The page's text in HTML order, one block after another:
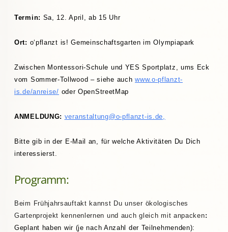
Termin: Sa, 12. April, ab 15 Uhr
Ort: o‘pflanzt is! Gemeinschaftsgarten im Olympiapark
Zwischen Montessori-Schule und YES Sportplatz, ums Eck
vom Sommer-Tollwood – siehe auchwww. o-pflanzt-
is.de/anreise/ oder OpenStreetMap
ANMELDUNG: veranstaltung@o-pflanzt-is.de,
Bitte gib in der E-Mail an, für welche Aktivitäten Du Dich
interessierst.
Programm:
Beim Frühjahrsauftakt kannst Du unser ökologisches
Gartenprojekt kennenlernen und auch gleich mit anpacken:
Geplant haben wir (je nach Anzahl der Teilnehmenden):